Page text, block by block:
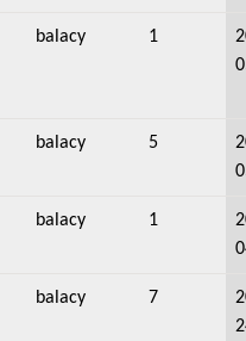
balacy 1
balacy 5
balacy 1
balacy 7